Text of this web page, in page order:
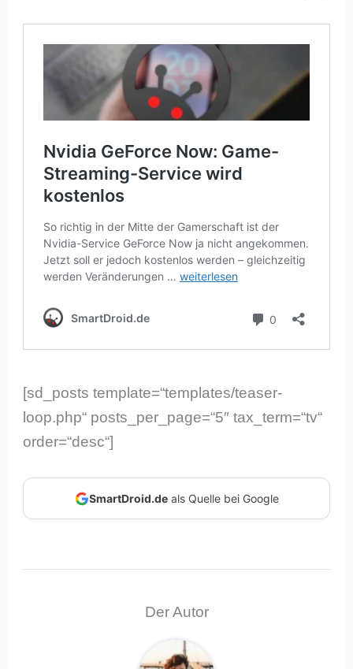
[sd_posts template=“templates/teaser-
loop.php“ posts_per_page=“5″ tax_term=“tv“
order=“desc“]
SmartDroid.deals Quelle bei Google
Der Autor